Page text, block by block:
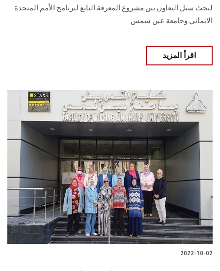
لبحث سبل التعاون بين مشروع المعرفة التابع لبرنامج الأمم المتحدة
الانمائي وجامعة عين شمس
اقرأ المزيد
2022-10-02